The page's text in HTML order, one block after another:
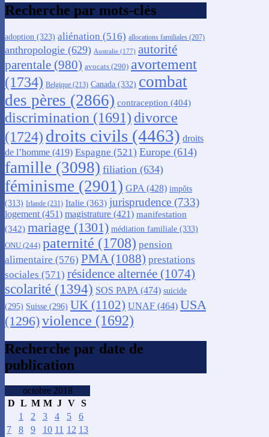
Recherche par mots-clés
adoption (323) aliénation (516) allocations familiales (207)
anthropologie (629) Australie (177) autorité
parentale (980) avocats (290) avortement
(1734) Belgique (213) Canada (332) combat
des pères (2866) contraception (404)
discrimination (1691) divorce
(1724) droits civils (4463) droits
de l’homme (419) Espagne (521) Europe (614)
famille (3098) filiation (634)
féminisme (2901) GPA (428) impôts
(313) Irlande (231) Italie (363) jurisprudence (733)
logement (451) magistrature (421) manifestation
(342) mariage (1301) médiation familiale (333)
ONU (244) paternité (1708) pension
alimentaire (576) PMA(1088) prestations
sociales (571) résidence alternée (1074)
scolarité (1394) SOS PAPA(474) suicide
(295) Suisse (296) UK (1102) UNAF (464) USA
(1296)violence (1692)
Recherche par date de
publication
octobre 2018
D L M M J V S
1
2 3 4 5
6
7
8 9 10 11 12 13